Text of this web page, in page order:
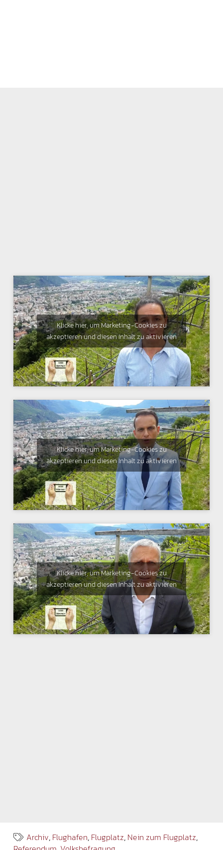
Klicke hier, um Marketing-Cookies zu
akzeptieren und diesen Inhalt zu aktivieren
Klicke hier, um Marketing-Cookies zu
akzeptieren und diesen Inhalt zu aktivieren
Klicke hier, um Marketing-Cookies zu
akzeptieren und diesen Inhalt zu aktivieren
Archiv, Flughafen, Flugplatz, Nein zum Flugplatz,